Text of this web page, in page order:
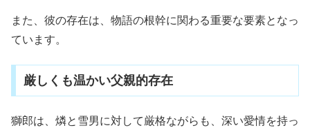
また、彼の存在は、物語の根幹に関わる重要な要素となっ
ています。
厳しくも温かい父親的存在
獅郎は、燐と雪男に対して厳格ながらも、深い愛情を持っ